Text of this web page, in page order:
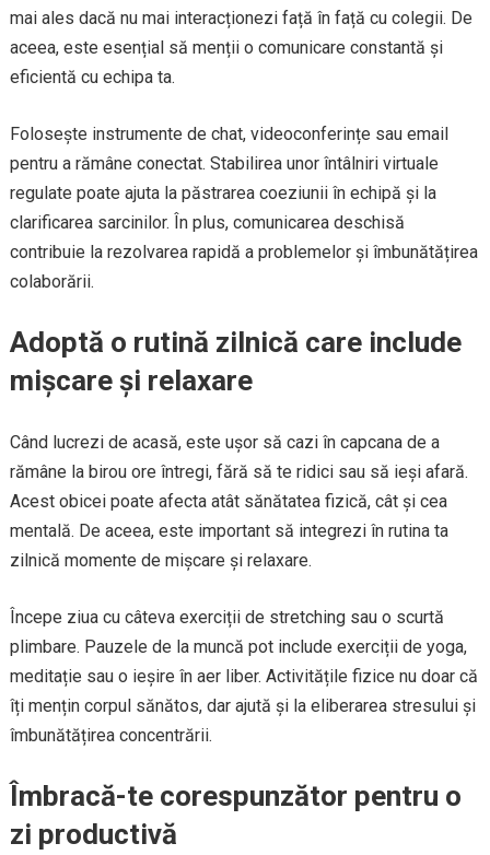
mai ales dacă nu mai interacționezi față în față cu colegii. De
aceea, este esențial să menții o comunicare constantă și
eficientă cu echipa ta.
Folosește instrumente de chat, videoconferințe sau email
pentru a rămâne conectat. Stabilirea unor întâlniri virtuale
regulate poate ajuta la păstrarea coeziunii în echipă și la
clarificarea sarcinilor. În plus, comunicarea deschisă
contribuie la rezolvarea rapidă a problemelor și îmbunătățirea
colaborării.
Adoptă o rutină zilnică care include
mișcare și relaxare
Când lucrezi de acasă, este ușor să cazi în capcana de a
rămâne la birou ore întregi, fără să te ridici sau să ieși afară.
Acest obicei poate afecta atât sănătatea fizică, cât și cea
mentală. De aceea, este important să integrezi în rutina ta
zilnică momente de mișcare și relaxare.
Începe ziua cu câteva exerciții de stretching sau o scurtă
plimbare. Pauzele de la muncă pot include exerciții de yoga,
meditație sau o ieșire în aer liber. Activitățile fizice nu doar că
îți mențin corpul sănătos, dar ajută și la eliberarea stresului și
îmbunătățirea concentrării.
Îmbracă-te corespunzător pentru o
zi productivă